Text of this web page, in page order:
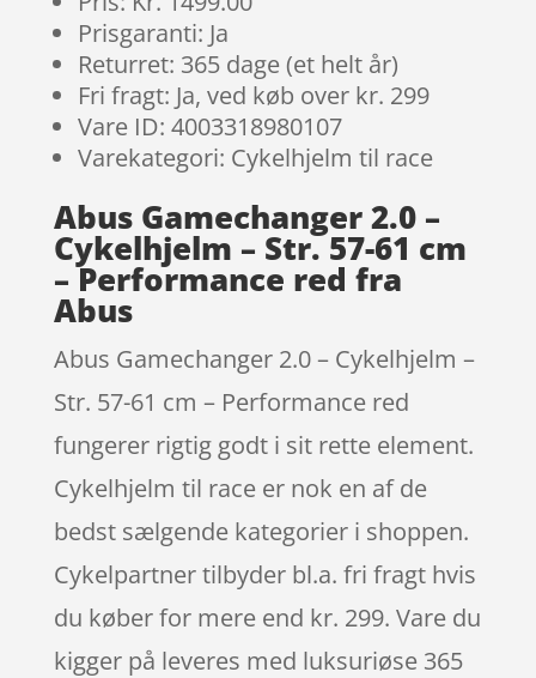
Prisgaranti: Ja
Returret: 365 dage (et helt år)
Fri fragt: Ja, ved køb over kr. 299
Vare ID: 4003318980107
Varekategori: Cykelhjelm til race
Abus Gamechanger 2.0 –
Cykelhjelm – Str. 57-61 cm
– Performance red fra
Abus
Abus Gamechanger 2.0 – Cykelhjelm –
Str. 57-61 cm – Performance red
fungerer rigtig godt i sit rette element.
Cykelhjelm til race er nok en af de
bedst sælgende kategorier i shoppen.
Cykelpartner tilbyder bl.a. fri fragt hvis
du køber for mere end kr. 299. Vare du
kigger på leveres med luksuriøse 365